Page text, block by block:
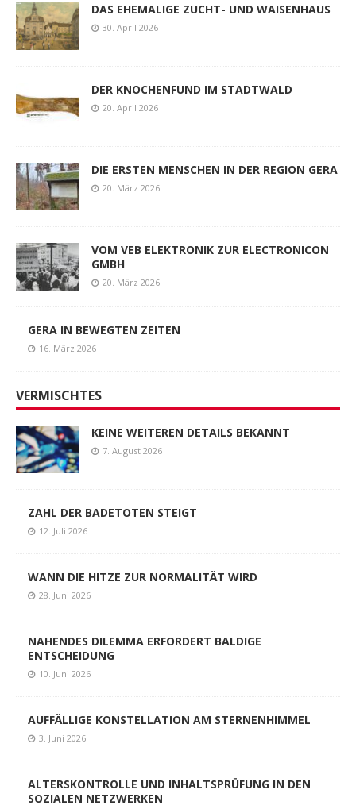
DAS EHEMALIGE ZUCHT- UND WAISENHAUS
30. April 2026
DER KNOCHENFUND IM STADTWALD
20. April 2026
DIE ERSTEN MENSCHEN IN DER REGION GERA
20. März 2026
VOM VEB ELEKTRONIK ZUR ELECTRONICON
GMBH
20. März 2026
GERA IN BEWEGTEN ZEITEN
16. März 2026
VERMISCHTES
KEINE WEITEREN DETAILS BEKANNT
7. August 2026
ZAHL DER BADETOTEN STEIGT
12. Juli 2026
WANN DIE HITZE ZUR NORMALITÄT WIRD
28. Juni 2026
NAHENDES DILEMMA ERFORDERT BALDIGE
ENTSCHEIDUNG
10. Juni 2026
AUFFÄLLIGE KONSTELLATION AM STERNENHIMMEL
3. Juni 2026
ALTERSKONTROLLE UND INHALTSPRÜFUNG IN DEN
SOZIALEN NETZWERKEN